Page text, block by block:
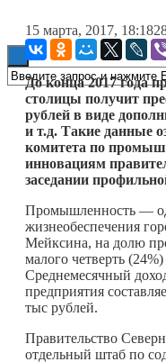
15 марта, 2017, 18:18
До конца 2017 года
столицы получит
рублей в виде
и т.д. Такие данные
комитета по
инновациям
заседании
Промышленность —
жизнеобеспечения
Мейксина, на долю
малого четверть
Среднемесячный
предприятия
тыс рублей.
Правительство
отдельный штаб по